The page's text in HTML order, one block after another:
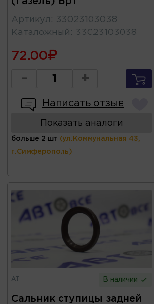
Артикул : 33023103038
Каталожный : 33023103038
72.00
- +
Написать отзыв
Показать аналоги
больше 2 шт (ул.Коммунальная 43,
г.Симферополь)
AT В наличии
Сальник ступицы задней